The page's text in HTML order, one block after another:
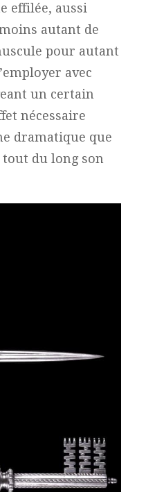
effilée, aussi
autant de
pour autant
avec
un certain
nécessaire
dramatique que
tout du long son